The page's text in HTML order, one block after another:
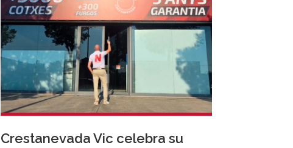
Crestanevada Vic celebra su